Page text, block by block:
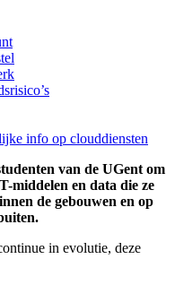
info op clouddiensten
van de UGent om
middelen en data die ze
de gebouwen en op
in evolutie, deze